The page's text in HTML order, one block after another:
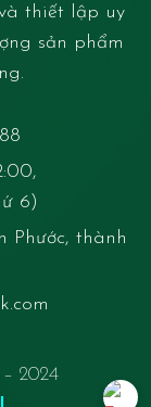
thiết lập uy
sản phẩm
6)
Phước, thành
– 2024